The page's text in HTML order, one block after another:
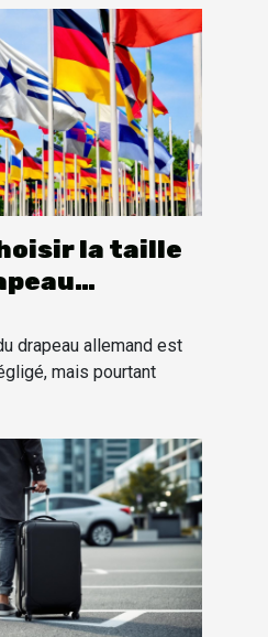
la taille
différents
drapeau allemand est
mais pourtant